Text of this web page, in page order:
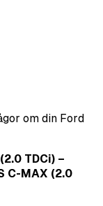
om din Ford
TDCi) –
C-MAX (2.0